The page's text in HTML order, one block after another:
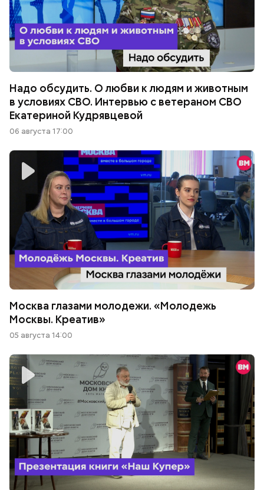
Надо обсудить. О любви к людям и животным
в условиях СВО. Интервью с ветераном СВО
Екатериной Кудрявцевой
06 августа 17:00
Москва глазами молодежи. «Молодежь
Москвы. Креатив»
05 августа 14:00